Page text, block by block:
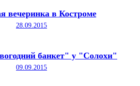
вечеринка в Костроме
28.09.2015
банкет" у "Солохи"
09.09.2015